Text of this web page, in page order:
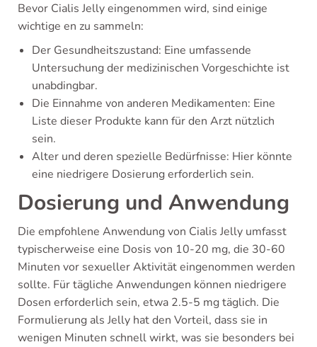
Bevor Cialis Jelly eingenommen wird, sind einige
wichtige en zu sammeln:
Der Gesundheitszustand: Eine umfassende
Untersuchung der medizinischen Vorgeschichte ist
unabdingbar.
Die Einnahme von anderen Medikamenten: Eine
Liste dieser Produkte kann für den Arzt nützlich
sein.
Alter und deren spezielle Bedürfnisse: Hier könnte
eine niedrigere Dosierung erforderlich sein.
Dosierung und Anwendung
Die empfohlene Anwendung von Cialis Jelly umfasst
typischerweise eine Dosis von 10-20 mg, die 30-60
Minuten vor sexueller Aktivität eingenommen werden
sollte. Für tägliche Anwendungen können niedrigere
Dosen erforderlich sein, etwa 2.5-5 mg täglich. Die
Formulierung als Jelly hat den Vorteil, dass sie in
wenigen Minuten schnell wirkt, was sie besonders bei